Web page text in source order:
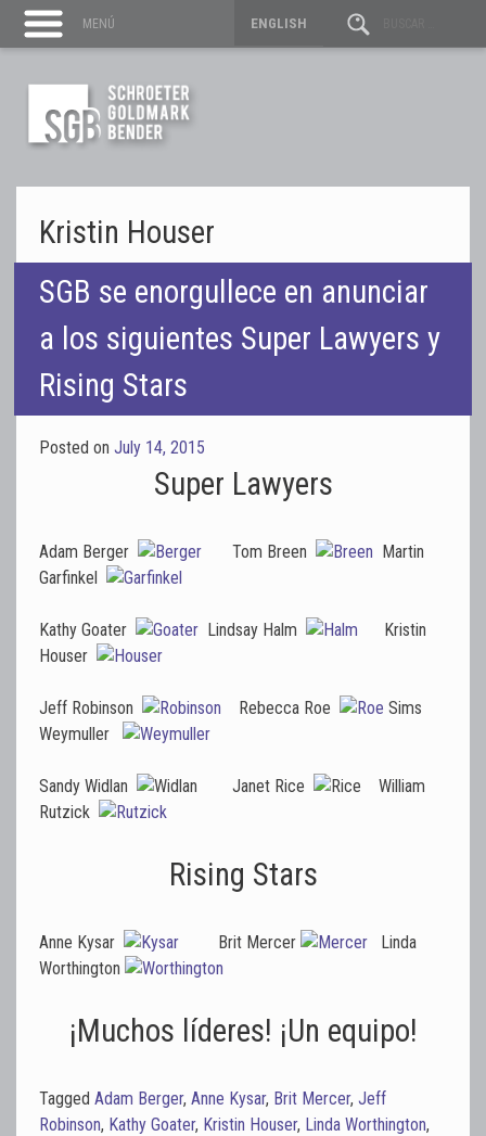
ENGLISH
MENÚ
Kristin Houser
SGB se enorgullece en anunciar
a los siguientes Super Lawyers y
Rising Stars
Posted on July 14, 2015
Super Lawyers
Adam Berger Tom Breen
Martin
Garfinkel
Kathy Goater Lindsay Halm
Kristin
Houser
Jeff Robinson Rebecca Roe
Sims
Weymuller
Sandy Widlan Janet Rice
William
Rutzick
Rising Stars
Anne Kysar Brit Mercer
Linda
Worthington
¡Muchos líderes! ¡Un equipo!
Tagged Adam Berger, Anne Kysar, Brit Mercer, Jeff
Robinson, Kathy Goater, Kristin Houser, Linda Worthington,